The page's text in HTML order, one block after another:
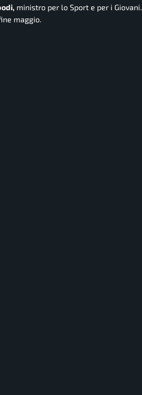
ministro per lo Sport e per i
maggio.